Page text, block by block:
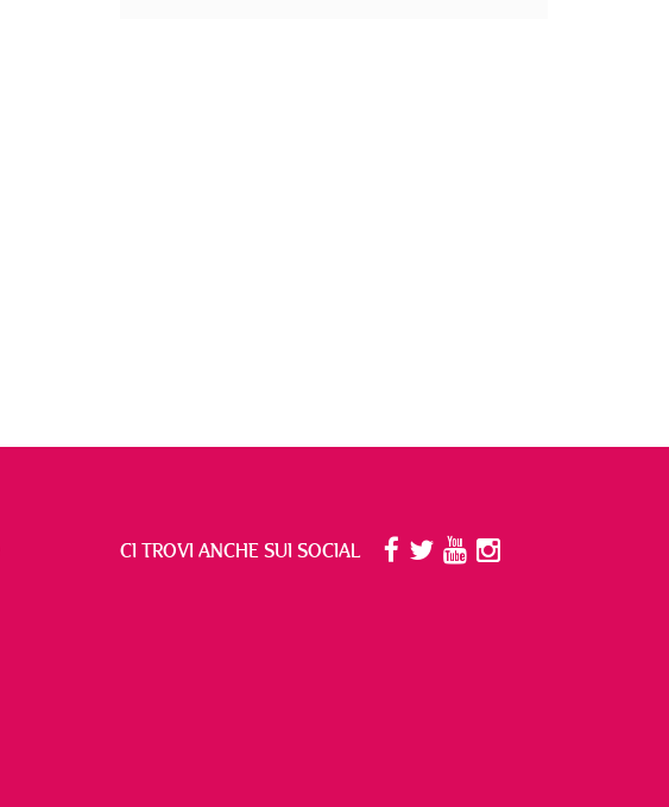
CI TROVI ANCHE SUI SOCIAL